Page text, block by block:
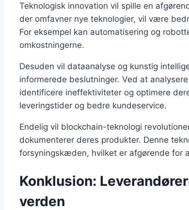
Teknologisk innovation vil spille en
der omfavner nye teknologier, vil være
For eksempel kan automatisering og
omkostningerne.
Desuden vil dataanalyse og kunstig
informerede beslutninger. Ved at
identificere ineffektiviteter og optimere
leveringstider og bedre kundeservice.
Endelig vil blockchain-teknologi
dokumenterer deres produkter. Denne
forsyningskæden, hvilket er afgørende for
Konklusion:
verden